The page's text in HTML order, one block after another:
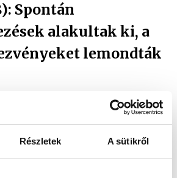
Részletek A sütikről
Spontán
alakultak ki, a
lemondták
helyszínére szombaton
virágot az emberek, a
sorok alakultak ki.
reklámkivetítőin